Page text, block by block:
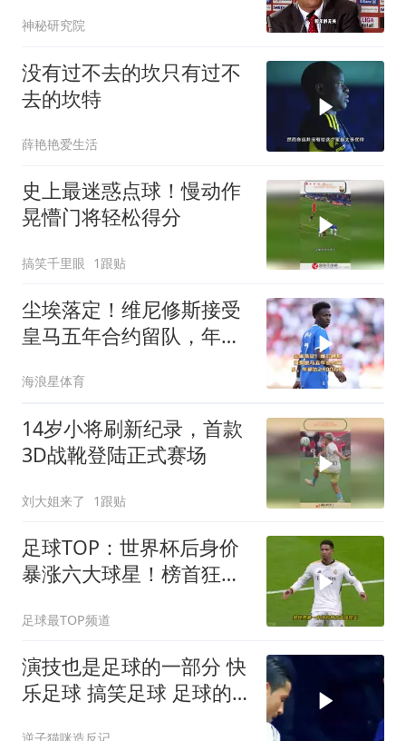
神秘研究院
没有过不去的坎只有过不
去的坎特
薛艳艳爱生活
史上最迷惑点球！慢动作
晃懵门将轻松得分
搞笑千里眼 1跟贴
尘埃落定！维尼修斯接受
皇马五年合约留队，年薪
海浪星体育
14岁小将刷新纪录，首款
3D战靴登陆正式赛场
刘大姐来了 1跟贴
足球TOP：世界杯后身价
暴涨六大球星！榜首狂涨
足球最TOP频道
演技也是足球的一部分 快
乐足球 搞笑足球 足球的